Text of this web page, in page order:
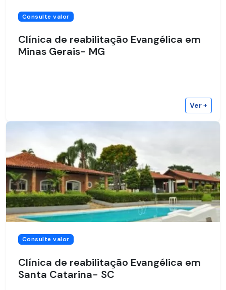
Consulte valor
Clínica de reabilitação Evangélica em
Minas Gerais- MG
Ver +
Consulte valor
Clínica de reabilitação Evangélica em
Santa Catarina- SC